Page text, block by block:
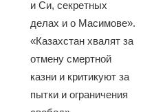
и Си, секретных
делах и о Масимове».
«Казахстан хвалят за
отмену смертной
казни и критикуют за
пытки и ограничения